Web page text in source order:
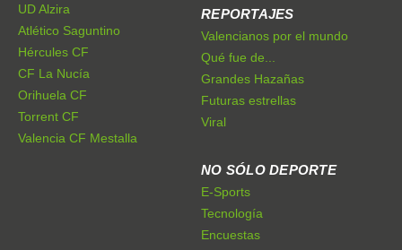
UD Alzira
Atlético Saguntino
Hércules CF
CF La Nucía
Orihuela CF
Torrent CF
Valencia CF Mestalla
REPORTAJES
Valencianos por el mundo
Qué fue de...
Grandes Hazañas
Futuras estrellas
Viral
NO SÓLO DEPORTE
E-Sports
Tecnología
Encuestas